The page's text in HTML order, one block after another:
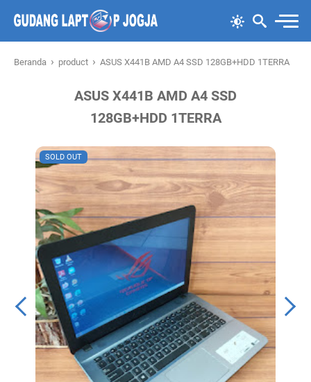
Beranda › product › ASUS X441B AMD A4 SSD 128GB+HDD 1TERRA
ASUS X441B AMD A4 SSD
128GB+HDD 1TERRA
SOLD OUT